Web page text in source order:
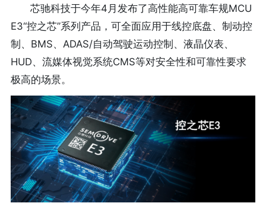
芯驰科技于今年4月发布了高性能高可靠车规MCU
E3“控之芯”系列产品，可全面应用于线控底盘、制动控
制、BMS、ADAS/自动驾驶运动控制、液晶仪表、
HUD、流媒体视觉系统CMS等对安全性和可靠性要求
极高的场景。